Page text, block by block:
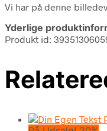
Vi har på denne
Yderlige
Produkt id: